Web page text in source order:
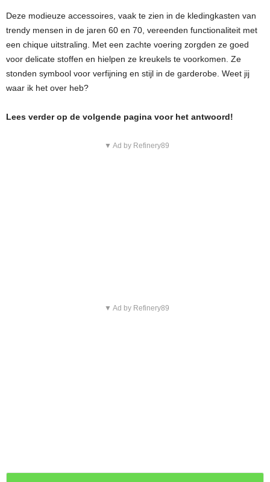
Deze modieuze accessoires, vaak te zien in de kledingkasten van
trendy mensen in de jaren 60 en 70, vereenden functionaliteit met
een chique uitstraling. Met een zachte voering zorgden ze goed
voor delicate stoffen en hielpen ze kreukels te voorkomen. Ze
stonden symbool voor verfijning en stijl in de garderobe. Weet jij
waar ik het over heb?
Lees verder op de volgende pagina voor het antwoord!
▼ Ad by Refinery89
▼ Ad by Refinery89